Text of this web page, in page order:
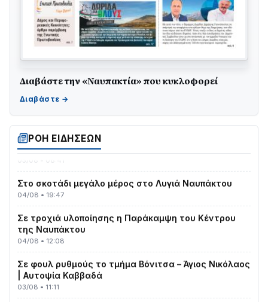
Διαβάστε την «Ναυπακτία» που κυκλοφορεί
ΡΟΗ ΕΙΔΗΣΕΩΝ
Γιορτή της Τράτας 2026 | Ερατεινή Δωρίδας:
Παράδοση, Χορός & Γλέντι!
ΤΟ ΠΑΡΤΥ ΣΥΝΕΧΙΖΕΤΑΙ…
05/08 • 08:41
04/08 • 19:47
της Ναυπάκτου
04/08 • 12:08
| Αυτοψία Καββαδά
03/08 • 11:11